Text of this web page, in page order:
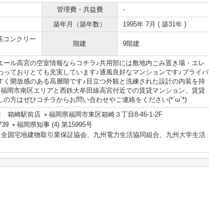
管理費・共益費
-
築年月（築年数） 1995年 7月 ( 築31年 )
コンクリー
階建 9階建
ール高宮の空室情報ならコチラ♪共用部には敷地内ごみ置き場・エレ
っておりとても充実しています♪通風良好なマンションです♪プライバ
く開放感のある高層階です♪目立つ外観と洗練された設計の内装を持
岡市南区エリアと西鉄大牟田線高宮付近での賃貸マンション、賃貸
の方はぜひコチラからお問い合わせやご連絡をください(*´ω`*)
箱崎駅前店
福岡県福岡市東区箱崎３丁目8-46-1-2F
福岡県知事 (4) 第15995号
国宅地建物取引業保証協会、九州電力生活協同組合、九州大学生活